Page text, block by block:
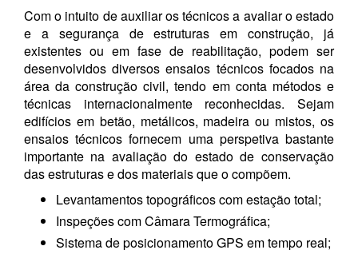
Com o intuito de auxiliar os técnicos a avaliar o estado
e a segurança de estruturas em construção, já
existentes ou em fase de reabilitação, podem ser
desenvolvidos diversos ensaios técnicos focados na
área da construção civil, tendo em conta métodos e
técnicas internacionalmente reconhecidas. Sejam
edifícios em betão, metálicos, madeira ou mistos, os
ensaios técnicos fornecem uma perspetiva bastante
importante na avaliação do estado de conservação
das estruturas e dos materiais que o compõem.
Levantamentos topográficos com estação total;
Inspeções com Câmara Termográfica;
Sistema de posicionamento GPS em tempo real;